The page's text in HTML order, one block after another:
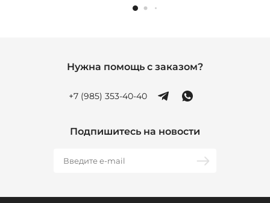
Нужна помощь с заказом?
+7 (985) 353-40-40
Подпишитесь на новости